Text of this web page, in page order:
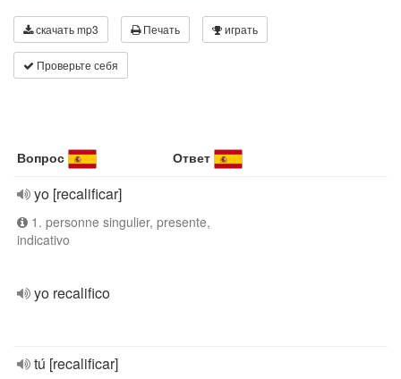
скачать mp3 Печать играть
Проверьте себя
Вопрос Ответ
yo [recalificar]
1. personne singulier, presente,
indicativo
yo recalifico
tú [recalificar]